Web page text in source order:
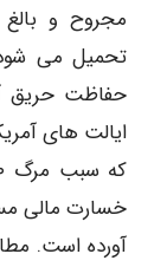
مجروح و بالغ
تحمیل می
آورده است.